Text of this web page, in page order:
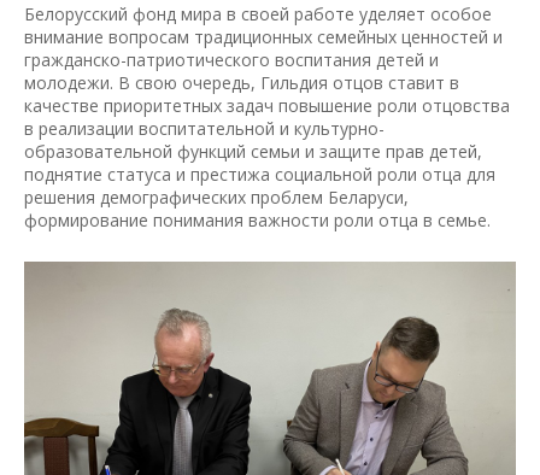
Белорусский фонд мира в своей работе уделяет особое
внимание вопросам традиционных семейных ценностей и
гражданско-патриотического воспитания детей и
молодежи. В свою очередь, Гильдия отцов ставит в
качестве приоритетных задач повышение роли отцовства
в реализации воспитательной и культурно-
образовательной функций семьи и защите прав детей,
поднятие статуса и престижа социальной роли отца для
решения демографических проблем Беларуси,
формирование понимания важности роли отца в семье.